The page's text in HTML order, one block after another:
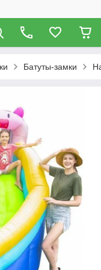
Батуты-замки